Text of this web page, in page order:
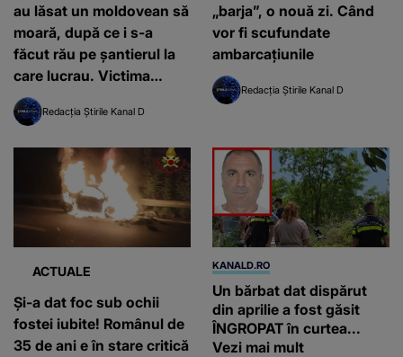
au lăsat un moldovean să
moară, după ce i s-a
făcut rău pe șantierul la
care lucrau. Victima
muncea de doar o zi în
ItaliaRedacția Știrile Kanal D
„barja”, o nouă zi. Când
vor fi scufundate
ambarcațiunile
Redacția Știrile Kanal D
ACTUALE
Și-a dat foc sub ochii
fostei iubite! Românul de
35 de ani e în stare critică
KANALD.RO
Un bărbat dat dispărut
din aprilie a fost găsit
ÎNGROPAT în curtea...
Vezi mai mult